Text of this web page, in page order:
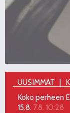
UUSIMMAT
Koko perheen
15.8. 7.8. 10:28